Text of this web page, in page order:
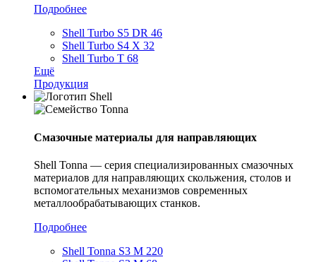
Подробнее
Shell Turbo S5 DR 46
Shell Turbo S4 X 32
Shell Turbo T 68
Ещё
Продукция
Смазочные материалы для направляющих
Shell Tonna — серия специализированных смазочных
материалов для направляющих скольжения, столов и
вспомогательных механизмов современных
металлообрабатывающих станков.
Подробнее
Shell Tonna S3 M 220